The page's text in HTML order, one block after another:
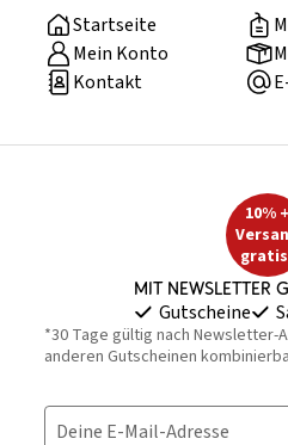
Startseite
Mein Konto
Kontakt
10% +
Mit Newsletter
Gutscheine
*30 Tage gültig nach Newsletter-
anderen Gutscheinen
Deine E-Mail-Adresse